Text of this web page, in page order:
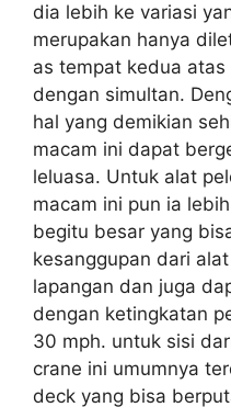
dia lebih ke variasi
merupakan hanya
as tempat kedua
dengan simultan.
hal yang demikian
macam ini dapat
leluasa. Untuk alat
macam ini pun ia
begitu besar yang
kesanggupan dari
lapangan dan juga
dengan ketingkatan
30 mph. untuk sisi
crane ini umumnya
deck yang bisa